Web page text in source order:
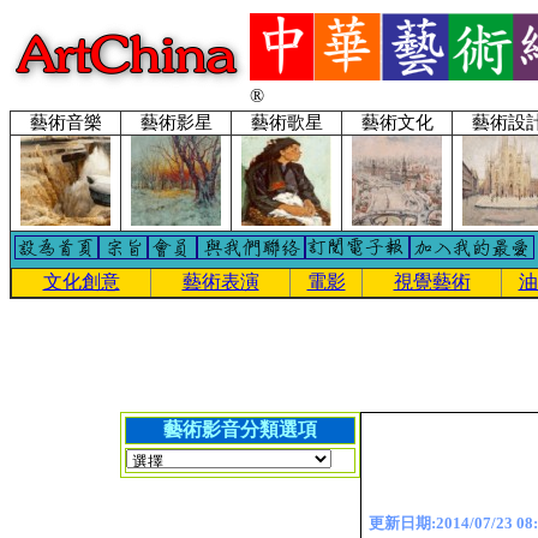
®
藝術音樂 藝術影星 藝術歌星 藝術文化 藝術設
文化創意 藝術表演 電影 視覺藝術
藝術影音分類選項
更新日期:2014/07/23